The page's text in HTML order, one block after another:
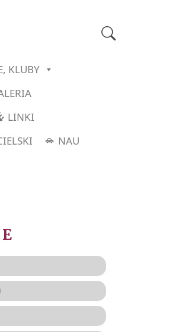
KLUBY
LINKI
NAU